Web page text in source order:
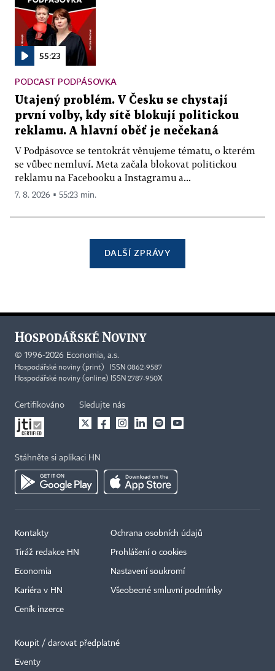
55:23
PODCAST PODPÁSOVKA
Utajený problém. V Česku se chystají
první volby, kdy sítě blokují politickou
reklamu. A hlavní oběť je nečekaná
V Podpásovce se tentokrát věnujeme tématu, o kterém
se vůbec nemluví. Meta začala blokovat politickou
reklamu na Facebooku a Instagramu a...
7. 8. 2026 ▪ 55:23 min.
DALŠÍ ZPRÁVY
© 1996-2026 Economia, a.s.
Hospodářské noviny (print) ISSN 0862-9587
Hospodářské noviny (online) ISSN 2787-950X
Certifikováno Sledujte nás
Stáhněte si aplikaci HN
Kontakty
Tiráž redakce HN
Economia
Kariéra v HN
Ceník inzerce
Ochrana osobních údajů
Prohlášení o cookies
Nastavení soukromí
Všeobecné smluvní podmínky
Koupit / darovat předplatné
Eventy